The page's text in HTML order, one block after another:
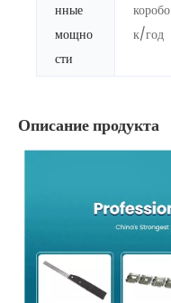
нные
мощно
сти
коробо
к/год
Описание продукта